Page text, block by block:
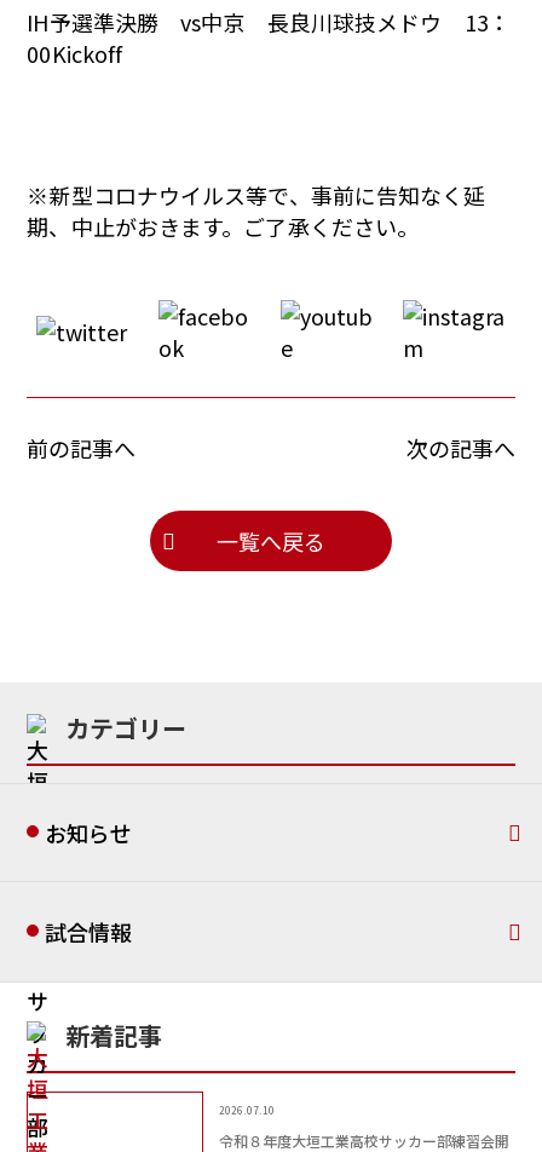
IH予選準決勝 vs中京 長良川球技メドウ 13：
00Kickoff
※新型コロナウイルス等で、事前に告知なく延
期、中止がおきます。ご了承ください。
前の記事へ
一覧へ戻る
次の記事へ
カテゴリー
お知らせ
試合情報
新着記事
2026.07.10
令和８年度大垣工業高校サッカー部練習会開